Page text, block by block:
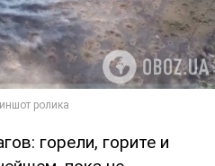
горели, горите и